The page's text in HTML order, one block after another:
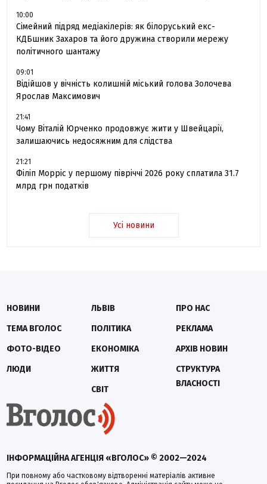
10:00
Сімейний підряд медіакілерів: як білоруський екс-
КДБшник Захаров та його дружина створили мережу
політичного шантажу
09:01
Відійшов у вічність колишній міський голова Золочева
Ярослав Максимович
21:41
Чому Віталій Юрченко продовжує жити у Швейцарії,
залишаючись недосяжним для слідства
21:21
Філіп Морріс у першому півріччі 2026 року сплатила 31.7
млрд грн податків
Усі новини
ІНФОРМАЦІЙНА АГЕНЦІЯ «ВГОЛОС» © 2002—2024
При повному або частковому відтворенні матеріалів активне
НОВИНИ
ТЕМА ВГОЛОС
ФОТО-ВІДЕО
ЛЮДИ
ЛЬВІВ
ПОЛІТИКА
ЕКОНОМІКА
ЖИТТЯ
СВІТ
ПРО НАС
РЕКЛАМА
АРХІВ НОВИН
СТРУКТУРА
ВЛАСНОСТІ